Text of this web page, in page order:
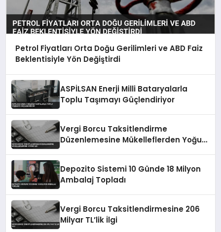
Petrol Fiyatları Orta Doğu Gerilimleri ve ABD Faiz
Beklentisiyle Yön Değiştirdi
ASPİLSAN Enerji Milli Bataryalarla
Toplu Taşımayı Güçlendiriyor
Vergi Borcu Taksitlendirme
Düzenlemesine Mükelleflerden Yoğun
Depozito Sistemi 10 Günde 18 Milyon
Ambalaj Topladı
Vergi Borcu Taksitlendirmesine 206
Milyar TL’lik İlgi